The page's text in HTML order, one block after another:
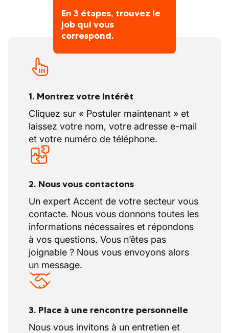
En 3 étapes, trouvez le
job qui vous
correspond.
1. Montrez votre intérêt
Cliquez sur « Postuler maintenant » et
laissez votre nom, votre adresse e-mail
et votre numéro de téléphone.
2. Nous vous contactons
Un expert Accent de votre secteur vous
contacte. Nous vous donnons toutes les
informations nécessaires et répondons
à vos questions. Vous n’êtes pas
joignable ? Nous vous envoyons alors
un message.
3. Place à une rencontre personnelle
Nous vous invitons à un entretien et